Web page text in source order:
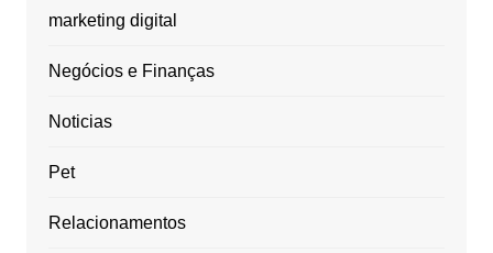
marketing digital
Negócios e Finanças
Noticias
Pet
Relacionamentos